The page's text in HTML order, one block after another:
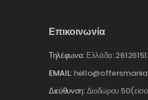
Επικοινωνία
Τηλέφωνα: Ελλάδα:
EMAIL:
Διεύθυνση:Διοδώρου